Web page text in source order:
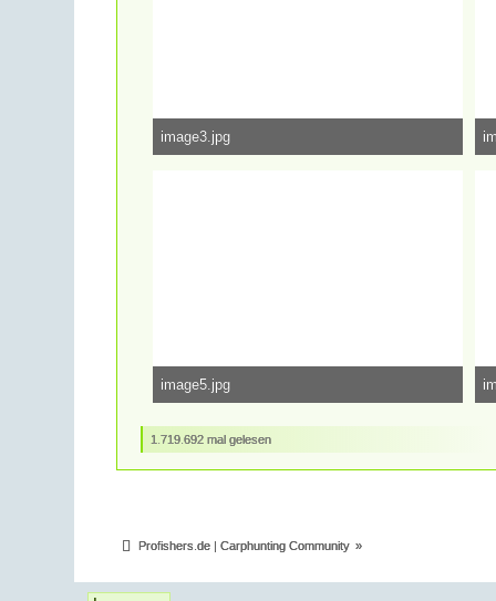
image3.jpg
758,04 kB, 4.000×2.667, 73.940 mal angesehen
image5.jpg
866,77 kB, 4.000×2.667, 74.018 mal angesehen
1.719.692 mal gelesen
Profishers.de | Carphunting Community »